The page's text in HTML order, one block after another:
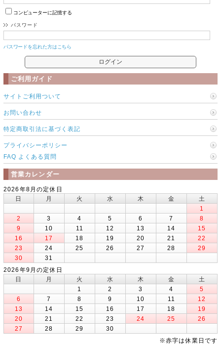
コンピューターに記憶する
パスワード
パスワードを忘れた方はこちら
ご利用ガイド
サイトご利用ついて
お問い合わせ
特定商取引法に基づく表記
プライバシーポリシー
FAQ よくある質問
営業カレンダー
2026年8月の定休日
日
月 火 水 木 金
土
1
2
3 4 5 6 7
8
9
10 11 12 13 14
15
16
17 18 19 20 21
22
23
24 25 26 27 28
29
30
31
2026年9月の定休日
日
月 火 水 木 金
土
1
2 3 4
5
6
7 8 9 10 11
12
13
14 15 16 17 18
19
20
21 22 23 24 25
26
27
28 29
30
※赤字は休業日です